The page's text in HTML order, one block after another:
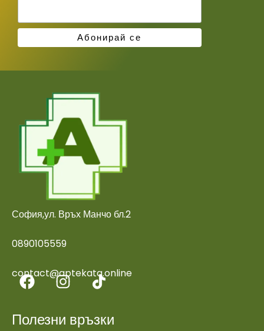
София,ул. Връх Манчо бл.2
0890105559
contact@aptekata.online
Полезни връзки